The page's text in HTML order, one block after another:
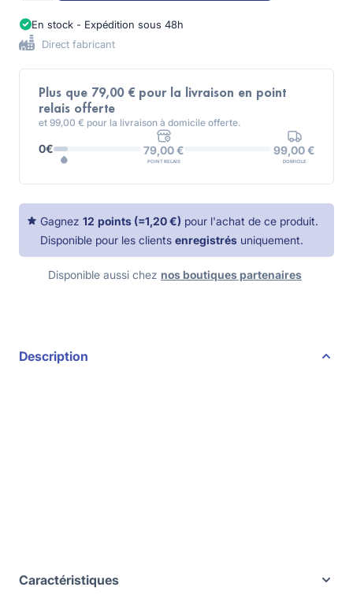
En stock - Expédition sous 48h
Direct fabricant
Plus que 79,00 € pour la livraison en point
relais offerte
et 99,00 € pour la livraison à domicile offerte.
0€ 79,00 €
POINT RELAIS
99,00 €
DOMICILE
Gagnez 12 points (=1,20 €) pour l'achat de ce produit.
Disponible pour les clients enregistrés uniquement.
Disponible aussi chez nos boutiques partenaires
Description
Caractéristiques